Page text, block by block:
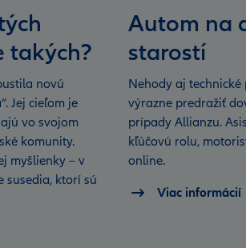
takých?
novú
Jej cieľom je
vo svojom
komunity.
myšlienky – v
susedia, ktorí sú
Autom na
starostí
Nehody aj
výrazne predražiť
prípady Allianzu.
kľúčovú rolu,
online.
Viac informácií